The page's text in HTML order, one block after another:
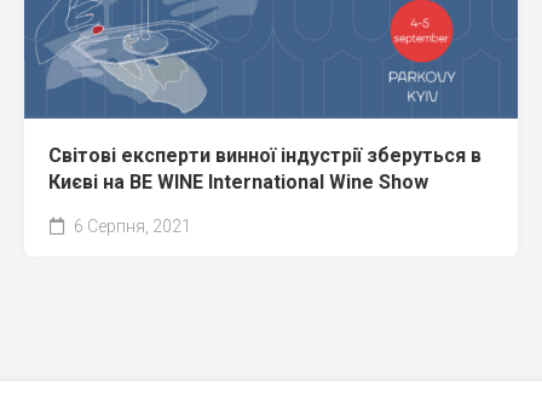
Світові експерти винної індустрії зберуться в
Києві на BE WINE International Wine Show
6 Серпня, 2021